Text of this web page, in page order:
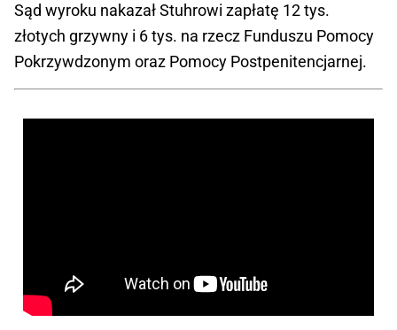
Sąd wyroku nakazał Stuhrowi zapłatę 12 tys.
złotych grzywny i 6 tys. na rzecz Funduszu Pomocy
Pokrzywdzonym oraz Pomocy Postpenitencjarnej.